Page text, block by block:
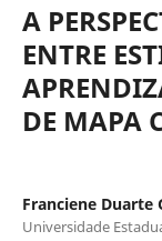
A
ENTRE
DE MAPA
Franciene Duarte
Universidade